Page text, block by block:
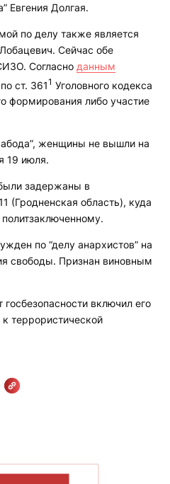
Евгения Долгая.
по делу также является
Сейчас обе
Согласно данным
ст. 3611 Уголовного кодекса
формирования либо участие
женщины не вышли на
19 июля.
задержаны в
(Гродненская область), куда
по “делу анархистов” на
свободы. Признан виновным
включил его
террористической